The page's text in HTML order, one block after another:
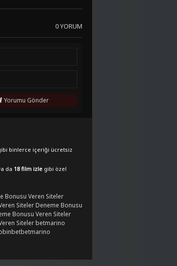
0 YORUM
Yorumu Gönder
binlerce içeriği ücretsiz
da 18 film izle gibi özel
Bonusu Veren Siteler
SitelerDeneme Bonusu
Bonusu Veren Siteler
Sitelerbetmarino
betmarino